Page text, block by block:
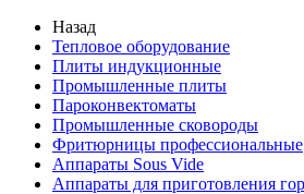
Назад
Тепловое оборудование
Плиты индукционные
Промышленные плиты
Пароконвектоматы
Промышленные сковороды
Фритюрницы профессиональные
Аппараты Sous Vide
Аппараты для приготовления